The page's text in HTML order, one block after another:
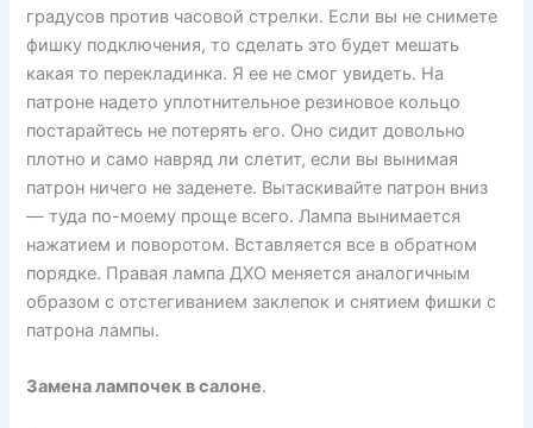
градусов против часовой стрелки. Если вы не снимете
фишку подключения, то сделать это будет мешать
какая то перекладинка. Я ее не смог увидеть. На
патроне надето уплотнительное резиновое кольцо
постарайтесь не потерять его. Оно сидит довольно
плотно и само навряд ли слетит, если вы вынимая
патрон ничего не заденете. Вытаскивайте патрон вниз
— туда по-моему проще всего. Лампа вынимается
нажатием и поворотом. Вставляется все в обратном
порядке. Правая лампа ДХО меняется аналогичным
образом с отстегиванием заклепок и снятием фишки с
патрона лампы.
Замена лампочек в салоне.